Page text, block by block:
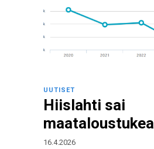
UUTISET
Hiislahti sai
maataloustukea
16.4.2026